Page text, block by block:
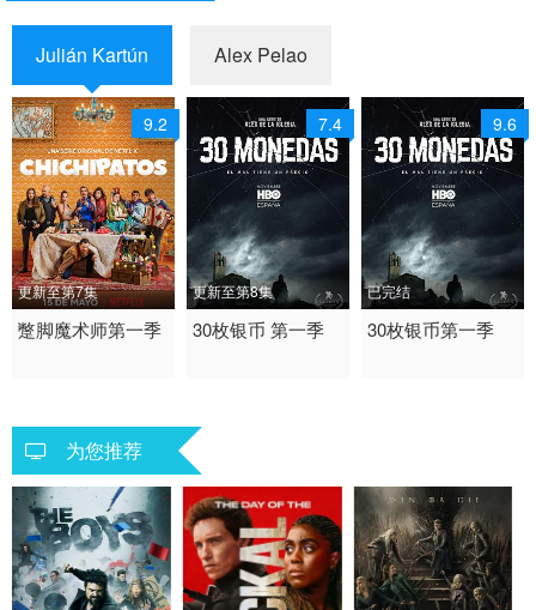
Julián Kartún Alex Pelao
9.2
更新至第7集
2020 / 其它 / 其它
蹩脚魔术师第一季
7.4
更新至第8集
2020 / 西班牙 / 西班牙
美剧
30枚银币 第一季
9.6
已完结
2020 / 西班牙 / 西班牙
30枚银币第一季
为您推荐